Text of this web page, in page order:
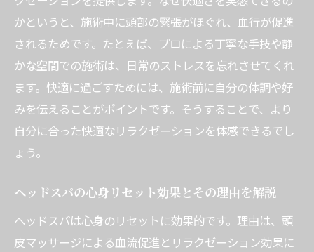
ト
ヘッドスパがもたらす癒しの効果とは
ヘッドスパの癒し効果と快適さの科学的根
拠
快適なヘッドスパで得られる心身のリフレ
ッシュ法
ヘッドスパ専門店で感じる癒しの違いとは
ヘッドスパが快適な睡眠や美容に与える影
響
かというと、施術中に頭部の緊張がほぐれ、血行が促進
されるためです。たとえば、プロによる丁寧な手技や静
かな空間での施術は、日常のストレスを忘れさせてくれ
ます。快適に過ごすためには、施術前に自分の体調や好
みを伝えることがポイントです。そうすることで、より
自分に合った快適なリラクゼーションを体感できるでし
ょう。
ヘッドスパの心身リセット効果とその理由を解説
ヘッドスパは心身のリセットに効果的です。理由は、頭
皮マッサージによる血流促進とリラクゼーション効果に